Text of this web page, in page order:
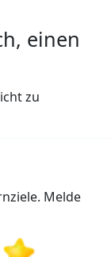
einen
zu
Melde